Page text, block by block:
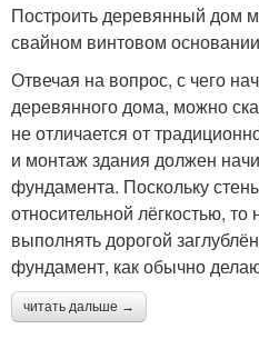
Построить деревянный дом
свайном винтовом основании
Отвечая на вопрос, с чего
деревянного дома, можно
не отличается от
и монтаж здания должен
фундамента. Поскольку
относительной лёгкостью,
выполнять дорогой
фундамент, как обычно
читать дальше →